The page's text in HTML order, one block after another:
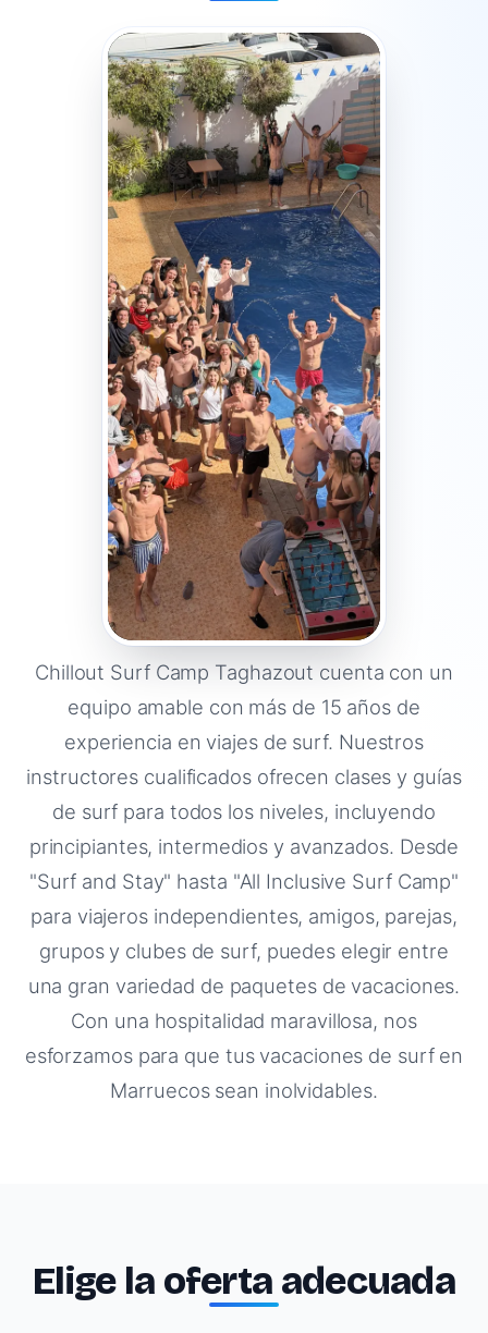
Chillout Surf Camp Taghazout cuenta con un
equipo amable con más de 15 años de
experiencia en viajes de surf. Nuestros
instructores cualificados ofrecen clases y guías
de surf para todos los niveles, incluyendo
principiantes, intermedios y avanzados. Desde
"Surf and Stay" hasta "All Inclusive Surf Camp"
para viajeros independientes, amigos, parejas,
grupos y clubes de surf, puedes elegir entre
una gran variedad de paquetes de vacaciones.
Con una hospitalidad maravillosa, nos
esforzamos para que tus vacaciones de surf en
Marruecos sean inolvidables.
Elige la oferta adecuada